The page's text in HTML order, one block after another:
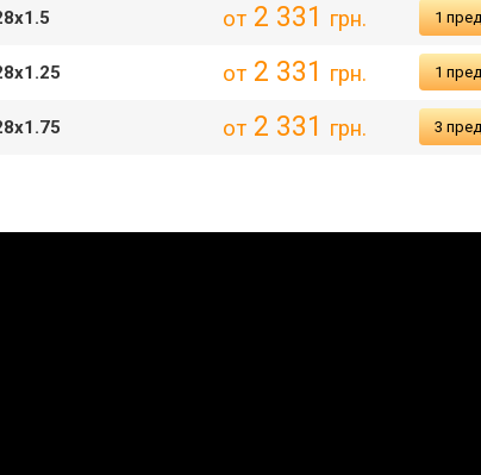
от2 331 грн. 1
от2 331 грн. 1
от2 331 грн. 3